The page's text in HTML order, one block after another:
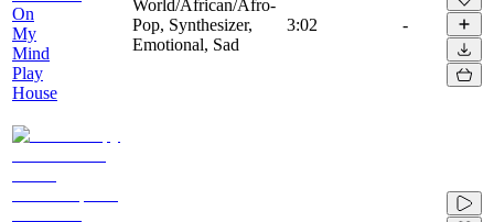
On
My
Mind
Play
House
World/African/Afro-
Pop, Synthesizer,
Emotional, Sad
3:02 -